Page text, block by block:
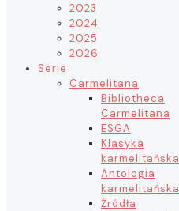
2023
2024
2025
2026
Serie
Carmelitana
Bibliotheca
Carmelitana
ESGA
Klasyka
karmelitańska
Antologia
karmelitańska
Źródła